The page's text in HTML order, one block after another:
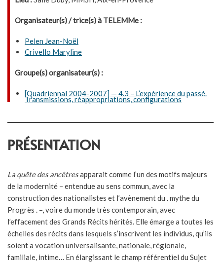
Organisateur(s) / trice(s) à TELEMMe :
Pelen Jean-Noël
Crivello Maryline
Groupe(s) organisateur(s) :
[Quadriennal 2004-2007] — 4.3 – L’expérience du passé.
Transmissions, réappropriations, configurations
PRÉSENTATION
La quête des ancêtresapparait comme l’un des motifs majeurs
de la modernité – entendue au sens commun, avec la
construction des nationalistes et l’avènement du . mythe du
Progrès . –, voire du monde très contemporain, avec
l’effacement des Grands Récits hérités. Elle émarge a toutes les
échelles des récits dans lesquels s’inscrivent les individus, qu’ils
soient a vocation universalisante, nationale, régionale,
familiale, intime… En élargissant le champ référentiel du Sujet